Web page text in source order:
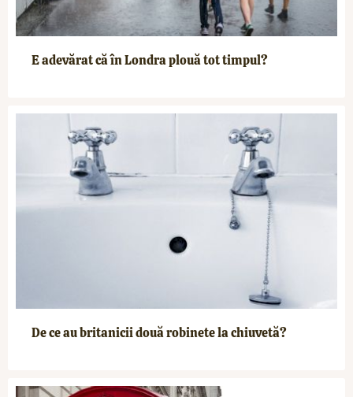
E adevărat că în Londra plouă tot timpul?
De ce au britanicii două robinete la chiuvetă?